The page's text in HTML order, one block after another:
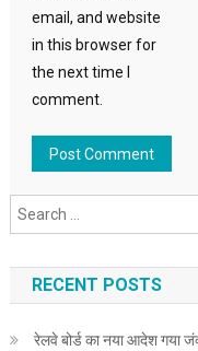
email, and website
in this browser for
the next time I
comment.
RECENT POSTS
रेलवे बोर्ड का नया आदेश गया